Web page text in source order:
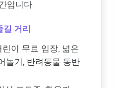
입니다.
길 거리
린이 무료 입장, 넓은
놀기, 반려동물 동반